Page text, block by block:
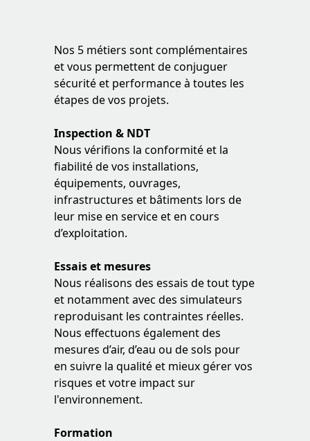
Nos 5 métiers sont complémentaires
et vous permettent de conjuguer
sécurité et performance à toutes les
étapes de vos projets.
Inspection & NDT
Nous vérifions la conformité et la
fiabilité de vos installations,
équipements, ouvrages,
infrastructures et bâtiments lors de
leur mise en service et en cours
d’exploitation.
Essais et mesures
Nous réalisons des essais de tout type
et notamment avec des simulateurs
reproduisant les contraintes réelles.
Nous effectuons également des
mesures d’air, d’eau ou de sols pour
en suivre la qualité et mieux gérer vos
risques et votre impact sur
l'environnement.
Formation